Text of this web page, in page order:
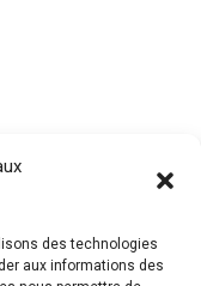
des technologies
aux informations des
nouvelle
une nouvelle
une
scolaire de la
ouvre dans une nouvelle